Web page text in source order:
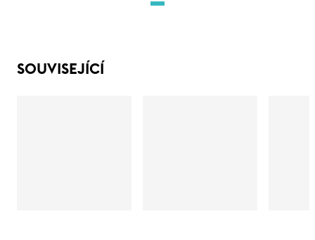
SOUVISEJÍCÍ